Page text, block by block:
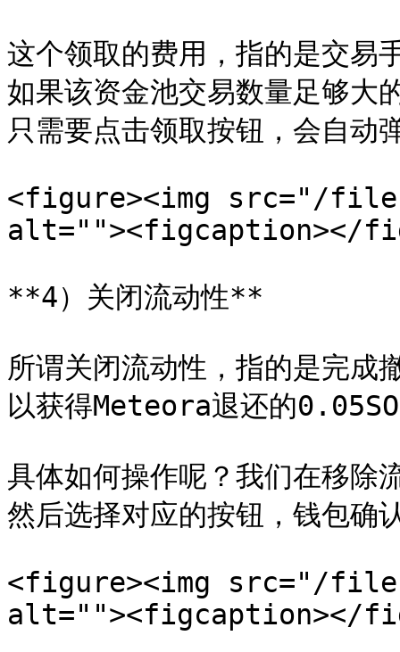
这个领取的费用，指的是交易
如果该资金池交易数量足够大
只需要点击领取按钮，会自动
<figure><img src="/files/
alt=""><figcaption></
**4）关闭流动性**
所谓关闭流动性，指的是完成
以获得Meteora退还的
具体如何操作呢？我们在移除
然后选择对应的按钮，钱包确
<figure><img src="/files/
alt=""><figcaption></